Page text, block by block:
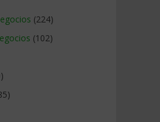
(224)
(102)